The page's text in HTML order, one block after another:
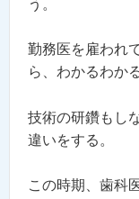
う。
勤務医を雇われ
ら、わかるわか
技術の研鑽もし
違いをする。
この時期、歯科